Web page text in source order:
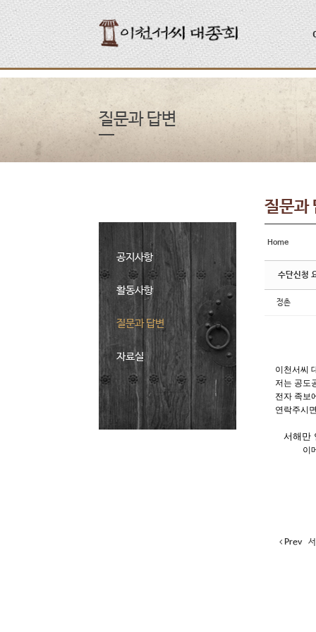
질문과 답변
공지사항
활동사항
질문과 답변
자료실
질문과
Home
수단신청
정촌
이천서씨
저는 공도
전자 족보
연락주시
서해만
이메
Prev